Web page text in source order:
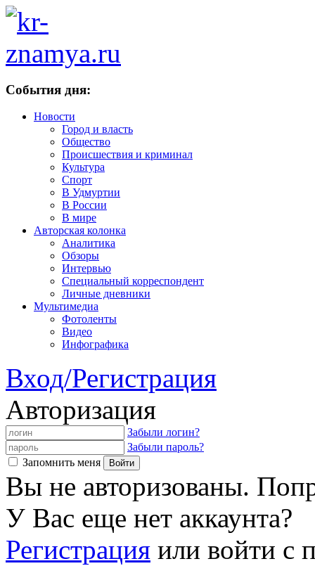
События дня:
Новости
Город и власть
Общество
Происшествия и криминал
Культура
Спорт
В Удмуртии
В России
В мире
Авторская колонка
Аналитика
Обзоры
Интервью
Специальный корреспондент
Личные дневники
Мультимедиа
Фотоленты
Видео
Инфографика
Вход/Регистрация
Авторизация
Забыли логин?
Забыли пароль?
Запомнить меня
Вы не авторизованы.
У Вас еще нет аккаунта?
Регистрация или войти с